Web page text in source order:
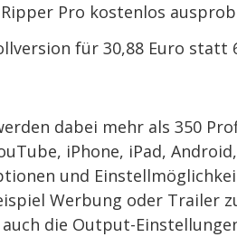
Ripper Pro kostenlos
für 30,88 Euro statt
dabei mehr als 350
iPhone, iPad,
und
Werbung oder Trailer
die Output-